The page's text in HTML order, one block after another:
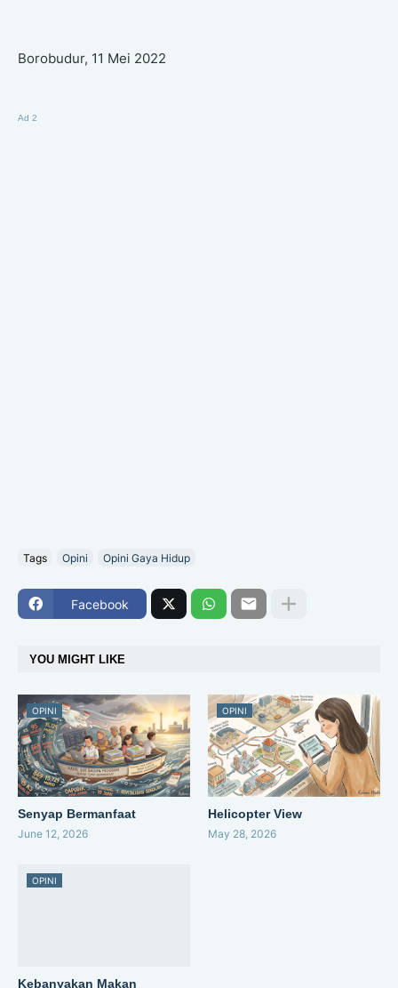
Borobudur, 11 Mei 2022
Ad 2
Tags Opini Opini Gaya Hidup
Facebook
YOU MIGHT LIKE
OPINI
Senyap Bermanfaat
June 12, 2026
OPINI
Helicopter View
May 28, 2026
OPINI
Kebanyakan Makan